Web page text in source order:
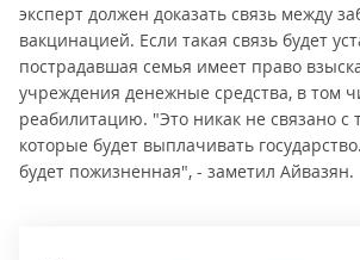
эксперт должен доказать связь между
вакцинацией. Если такая связь будет
пострадавшая семья имеет право
учреждения денежные средства, в том
реабилитацию. "Это никак не связано с
которые будет выплачивать
будет пожизненная", - заметил Айвазян.